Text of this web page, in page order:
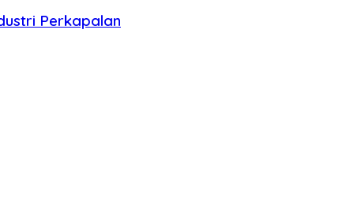
Perkapalan